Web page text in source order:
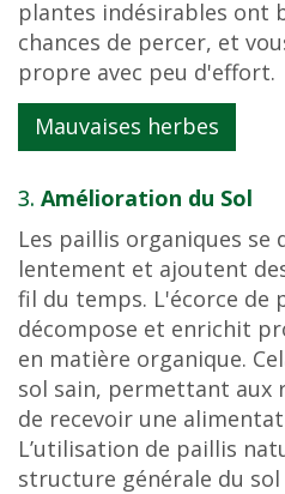
plantes indésirables ont
chances de percer, et
propre avec peu d'effort.
Mauvaises herbes
3. Amélioration du Sol
Les paillis organiques se
lentement et ajoutent
fil du temps. L'écorce de
décompose et enrichit
en matière organique.
sol sain, permettant aux
de recevoir une
L’utilisation de paillis
structure générale du